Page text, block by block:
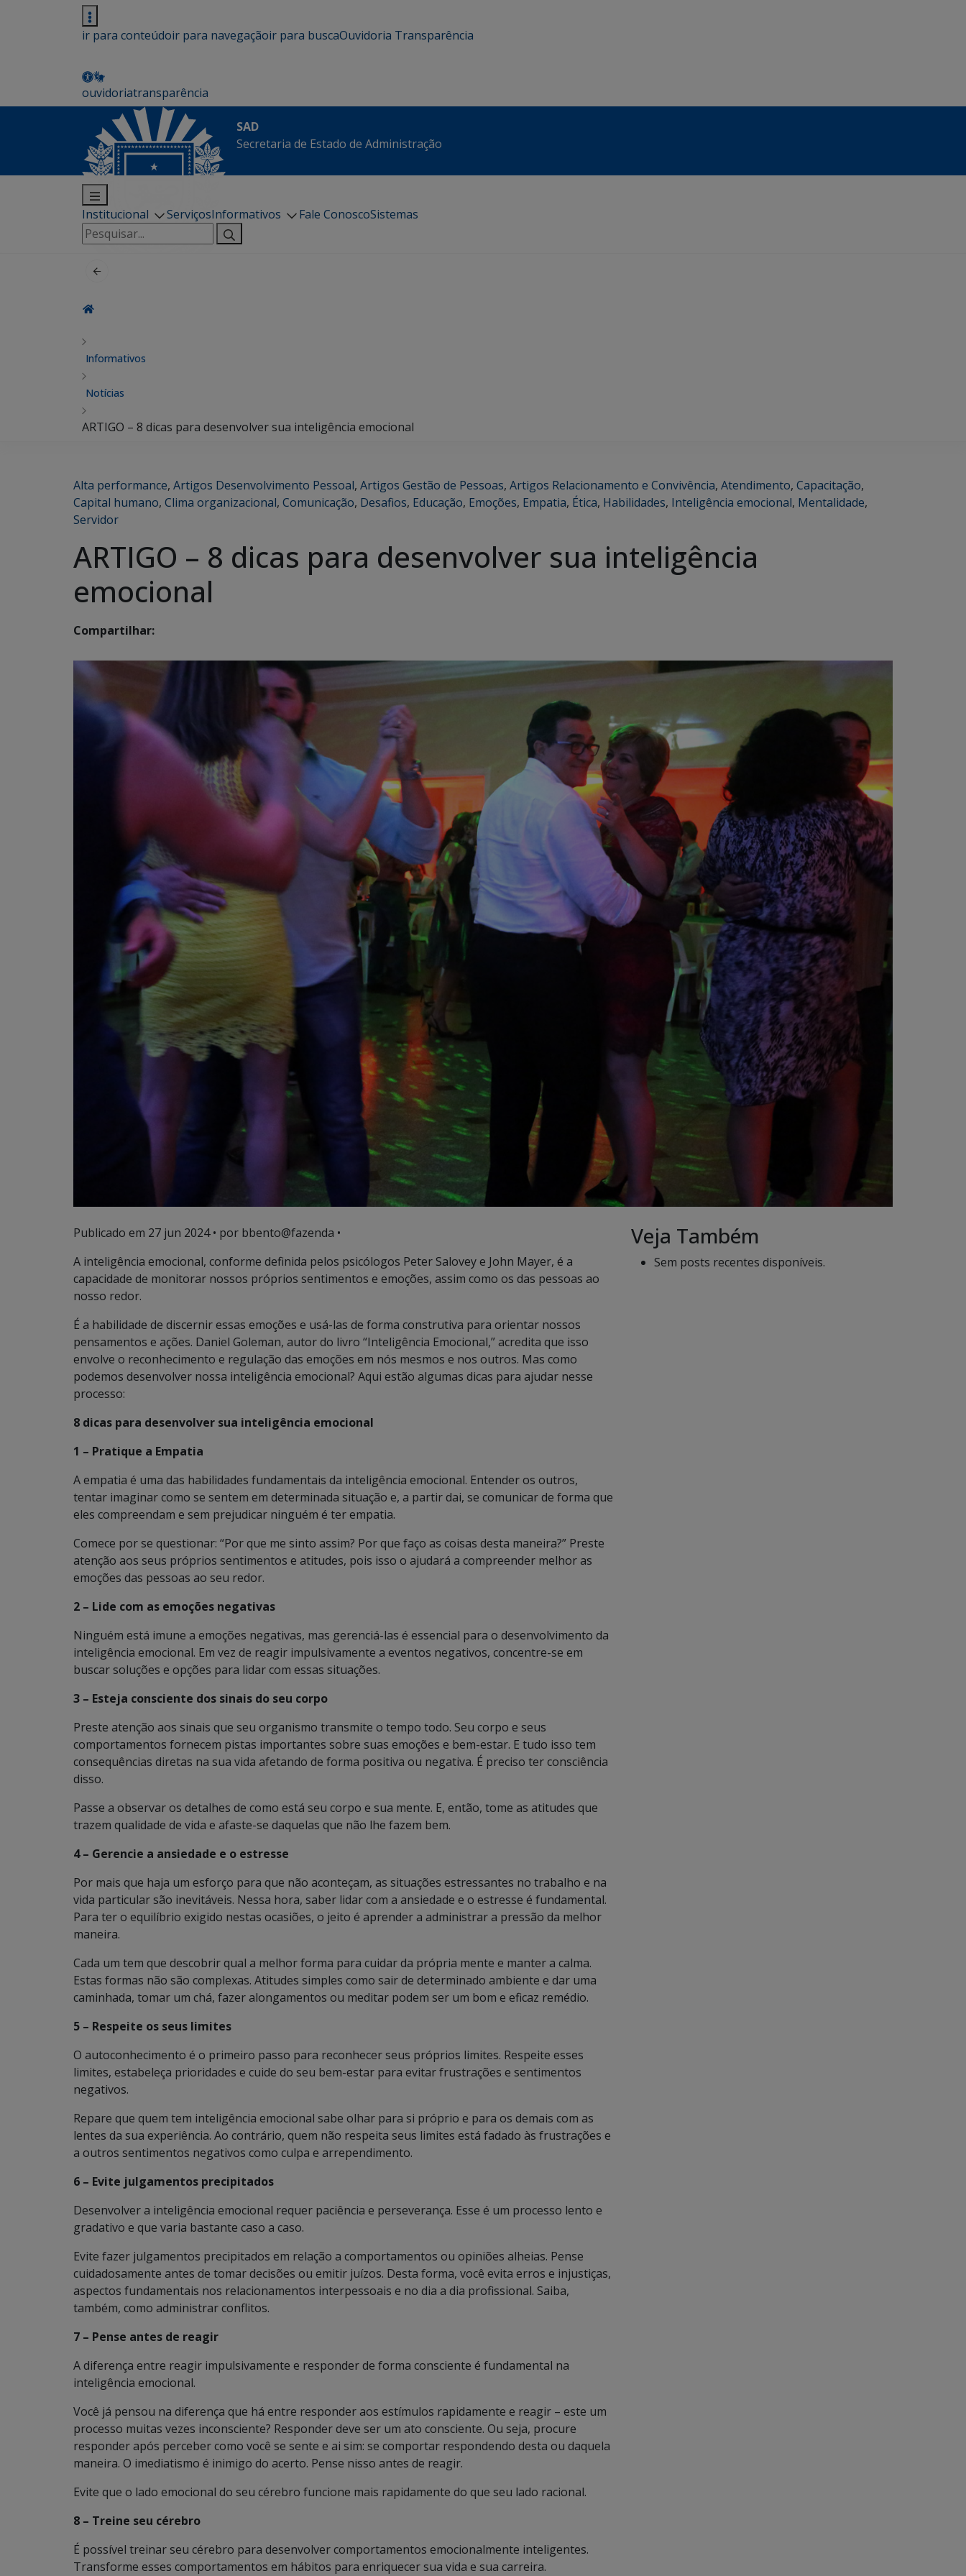
ir para conteúdoir para navegaçãoir para buscaOuvidoria Transparência
ouvidoriatransparência
SAD
Secretaria de Estado de Administração
Institucional ServiçosInformativos Fale ConoscoSistemas
Pesquisar
por:
Informativos
Notícias
ARTIGO – 8 dicas para desenvolver sua inteligência emocional
Alta performance, Artigos Desenvolvimento Pessoal, Artigos Gestão de Pessoas, Artigos Relacionamento e Convivência, Atendimento, Capacitação,
Capital humano, Clima organizacional, Comunicação, Desafios, Educação, Emoções, Empatia, Ética, Habilidades, Inteligência emocional, Mentalidade,
Servidor
ARTIGO – 8 dicas para desenvolver sua inteligência
emocional
Compartilhar:
Publicado em 27 jun 2024• por bbento@fazenda •
A inteligência emocional, conforme definida pelos psicólogos Peter Salovey e John Mayer, é a
capacidade de monitorar nossos próprios sentimentos e emoções, assim como os das pessoas ao
nosso redor.
É a habilidade de discernir essas emoções e usá-las de forma construtiva para orientar nossos
pensamentos e ações. Daniel Goleman, autor do livro “Inteligência Emocional,” acredita que isso
envolve o reconhecimento e regulação das emoções em nós mesmos e nos outros. Mas como
podemos desenvolver nossa inteligência emocional? Aqui estão algumas dicas para ajudar nesse
processo:
8 dicas para desenvolver sua inteligência emocional
1 – Pratique a Empatia
A empatia é uma das habilidades fundamentais da inteligência emocional. Entender os outros,
tentar imaginar como se sentem em determinada situação e, a partir dai, se comunicar de forma que
eles compreendam e sem prejudicar ninguém é ter empatia.
Comece por se questionar: “Por que me sinto assim? Por que faço as coisas desta maneira?” Preste
atenção aos seus próprios sentimentos e atitudes, pois isso o ajudará a compreender melhor as
emoções das pessoas ao seu redor.
2 – Lide com as emoções negativas
Ninguém está imune a emoções negativas, mas gerenciá-las é essencial para o desenvolvimento da
inteligência emocional. Em vez de reagir impulsivamente a eventos negativos, concentre-se em
buscar soluções e opções para lidar com essas situações.
3 – Esteja consciente dos sinais do seu corpo
Preste atenção aos sinais que seu organismo transmite o tempo todo. Seu corpo e seus
comportamentos fornecem pistas importantes sobre suas emoções e bem-estar. E tudo isso tem
consequências diretas na sua vida afetando de forma positiva ou negativa. É preciso ter consciência
disso.
Passe a observar os detalhes de como está seu corpo e sua mente. E, então, tome as atitudes que
trazem qualidade de vida e afaste-se daquelas que não lhe fazem bem.
4 – Gerencie a ansiedade e o estresse
Por mais que haja um esforço para que não aconteçam, as situações estressantes no trabalho e na
vida particular são inevitáveis. Nessa hora, saber lidar com a ansiedade e o estresse é fundamental.
Para ter o equilíbrio exigido nestas ocasiões, o jeito é aprender a administrar a pressão da melhor
maneira.
Cada um tem que descobrir qual a melhor forma para cuidar da própria mente e manter a calma.
Estas formas não são complexas. Atitudes simples como sair de determinado ambiente e dar uma
caminhada, tomar um chá, fazer alongamentos ou meditar podem ser um bom e eficaz remédio.
5 – Respeite os seus limites
O autoconhecimento é o primeiro passo para reconhecer seus próprios limites. Respeite esses
limites, estabeleça prioridades e cuide do seu bem-estar para evitar frustrações e sentimentos
negativos.
Repare que quem tem inteligência emocional sabe olhar para si próprio e para os demais com as
lentes da sua experiência. Ao contrário, quem não respeita seus limites está fadado às frustrações e
a outros sentimentos negativos como culpa e arrependimento.
6 – Evite julgamentos precipitados
Desenvolver a inteligência emocional requer paciência e perseverança. Esse é um processo lento e
gradativo e que varia bastante caso a caso.
Evite fazer julgamentos precipitados em relação a comportamentos ou opiniões alheias. Pense
cuidadosamente antes de tomar decisões ou emitir juízos. Desta forma, você evita erros e injustiças,
aspectos fundamentais nos relacionamentos interpessoais e no dia a dia profissional. Saiba,
também, como administrar conflitos.
7 – Pense antes de reagir
A diferença entre reagir impulsivamente e responder de forma consciente é fundamental na
inteligência emocional.
Você já pensou na diferença que há entre responder aos estímulos rapidamente e reagir – este um
processo muitas vezes inconsciente? Responder deve ser um ato consciente. Ou seja, procure
responder após perceber como você se sente e ai sim: se comportar respondendo desta ou daquela
maneira. O imediatismo é inimigo do acerto. Pense nisso antes de reagir.
Evite que o lado emocional do seu cérebro funcione mais rapidamente do que seu lado racional.
8 – Treine seu cérebro
É possível treinar seu cérebro para desenvolver comportamentos emocionalmente inteligentes.
Transforme esses comportamentos em hábitos para enriquecer sua vida e sua carreira.
Veja Também
Sem posts recentes disponíveis.